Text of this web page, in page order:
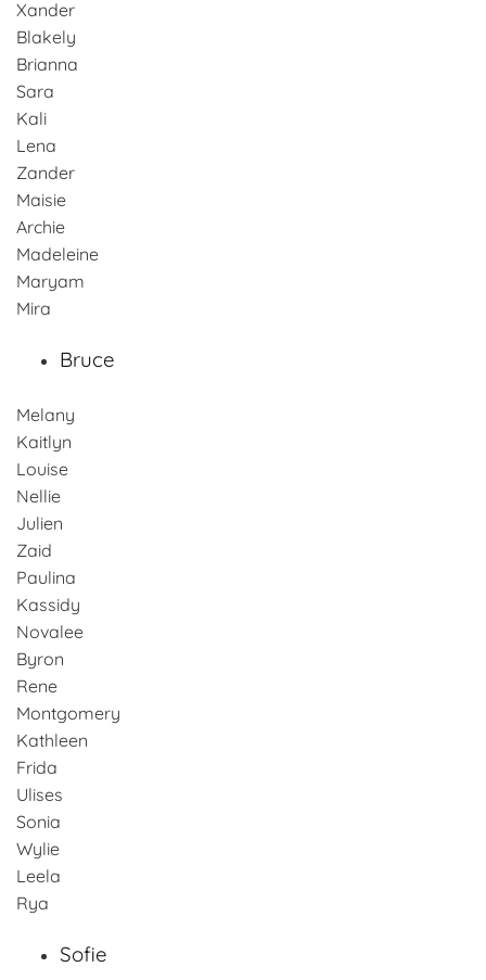
Xander
Blakely
Brianna
Sara
Kali
Lena
Zander
Maisie
Archie
Madeleine
Maryam
Mira
Bruce
Melany
Kaitlyn
Louise
Nellie
Julien
Zaid
Paulina
Kassidy
Novalee
Byron
Rene
Montgomery
Kathleen
Frida
Ulises
Sonia
Wylie
Leela
Rya
Sofie